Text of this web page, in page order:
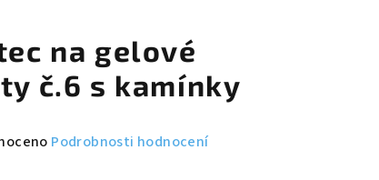
na gelové
č.6 s kamínky
Podrobnosti hodnocení